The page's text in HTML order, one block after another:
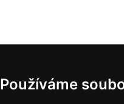
Používáme